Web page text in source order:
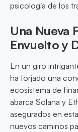
psicología de los
Una Nueva
Envuelto y
En un giro
ha forjado una
ecosistema de
abarca Solana y
asegurados en
nuevos caminos